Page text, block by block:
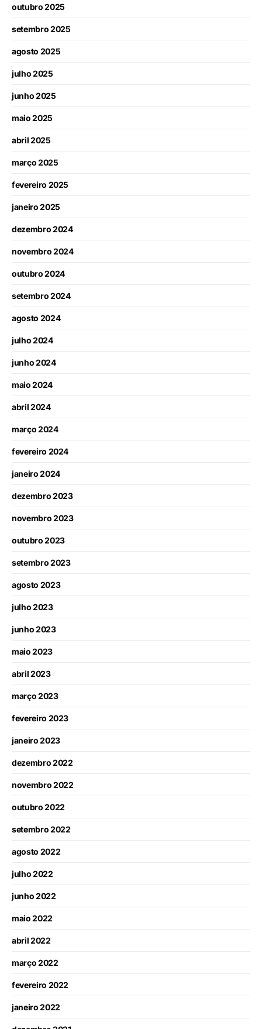
outubro 2025
setembro 2025
agosto 2025
julho 2025
junho 2025
maio 2025
abril 2025
março 2025
fevereiro 2025
janeiro 2025
dezembro 2024
novembro 2024
outubro 2024
setembro 2024
agosto 2024
julho 2024
junho 2024
maio 2024
abril 2024
março 2024
fevereiro 2024
janeiro 2024
dezembro 2023
novembro 2023
outubro 2023
setembro 2023
agosto 2023
julho 2023
junho 2023
maio 2023
abril 2023
março 2023
fevereiro 2023
janeiro 2023
dezembro 2022
novembro 2022
outubro 2022
setembro 2022
agosto 2022
julho 2022
junho 2022
maio 2022
abril 2022
março 2022
fevereiro 2022
janeiro 2022